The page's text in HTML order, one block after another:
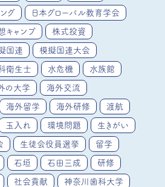
グ 日本グローバル教育学会
キャンプ 株式投資
国連 模擬国連大会
衛生士 水危機 水族館
の大学 海外交流
海外留学 海外研修 渡航
玉入れ 環境問題 生きがい
生徒会役員選挙 留学
石垣 石田三成 研修
社会貢献 神奈川歯科大学